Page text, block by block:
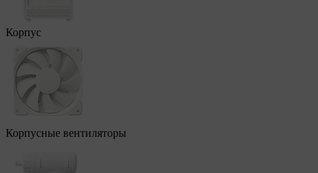
Корпус
Корпусные вентиляторы